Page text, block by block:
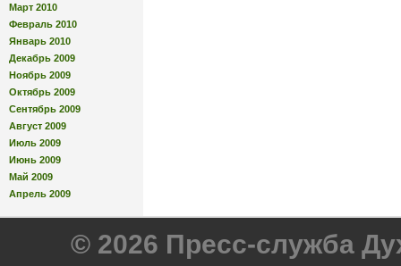
Март 2010
Февраль 2010
Январь 2010
Декабрь 2009
Ноябрь 2009
Октябрь 2009
Сентябрь 2009
Август 2009
Июль 2009
Июнь 2009
Май 2009
Апрель 2009
© 2026 Пресс-служба